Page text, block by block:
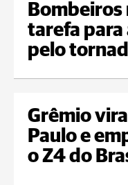
tarefa
pelo
Grêmio
Paulo e
o Z4 do